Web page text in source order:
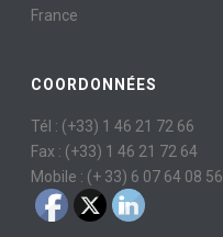
France
COORDONNÉES
Tél : (+33) 1 46 21 72 66
Fax : (+33) 1 46 21 72 64
Mobile : (+ 33) 6 07 64 08 56